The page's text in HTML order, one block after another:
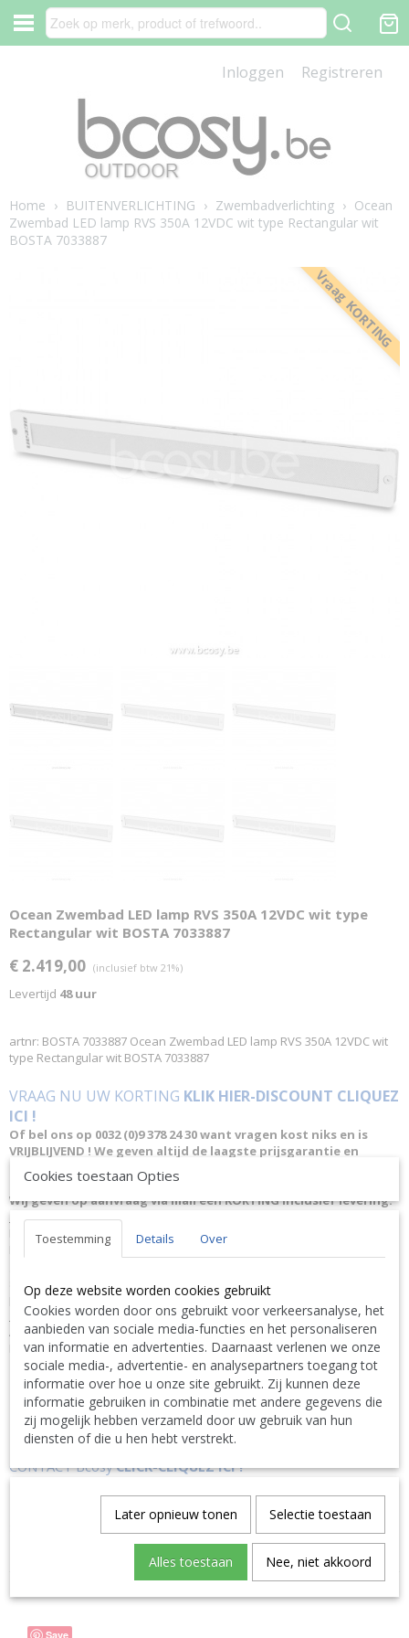
Inloggen Registreren
Home › BUITENVERLICHTING › Zwembadverlichting › Ocean
Zwembad LED lamp RVS 350A 12VDC wit type Rectangular wit
BOSTA 7033887
Vraag KORTING
Ocean Zwembad LED lamp RVS 350A 12VDC wit type
Rectangular wit BOSTA 7033887
€ 2.419,00 (inclusief btw 21%)
Levertijd 48 uur
artnr: BOSTA 7033887 Ocean Zwembad LED lamp RVS 350A 12VDC wit
type Rectangular wit BOSTA 7033887
VRAAG NU UW KORTING KLIK HIER-DISCOUNT CLIQUEZ
ICI !
Of bel ons op 0032 (0)9 378 24 30 want vragen kost niks en is
VRIJBLIJVEND ! We geven altijd de laagste prijsgarantie en
bovendien persoonlijk advies.
Wij geven op aanvraag via mail een KORTING inclusief levering.
PRODUCTINFORMATIE:
Het rechthoekige Ocean onderwaterlicht is een hoge kwaliteit LED
RGBW zwembadlicht met een nieuw modern design. Het wordt
staal materiaal, met een mat gepolijste afwerking of een witte
poedercoating.
PRODUCTSPECIFICATIES:
Aantal LED 20 Geschikt voor linerbaden Kleur LEDs wit Type
Rectangular Spanning 12VDC Kleur wit
N'hésitez pas à nous contacter. Nous livrons également à
l'étranger.|Don't hesitate to contact us. We also deliver also abroad.
Bitte zögern Sie nicht uns zu kontaktieren. Wir liefern auch
ins Ausland. TEL: 0032 9 378 24 30 or Mail:
CONTACT BcosyCLICK-CLIQUEZ ICI !
BO-7033887
Ocean
Save
Cookies toestaan Opties
Toestemming Details Over
Op deze website worden cookies gebruikt
Cookies worden door ons gebruikt voor verkeersanalyse, het
aanbieden van sociale media-functies en het personaliseren
van informatie en advertenties. Daarnaast verlenen we onze
sociale media-, advertentie- en analysepartners toegang tot
informatie over hoe u onze site gebruikt. Zij kunnen deze
informatie gebruiken in combinatie met andere gegevens die
zij mogelijk hebben verzameld door uw gebruik van hun
diensten of die u hen hebt verstrekt.
Later opnieuw tonen Selectie toestaan
Alles toestaan Nee, niet akkoord